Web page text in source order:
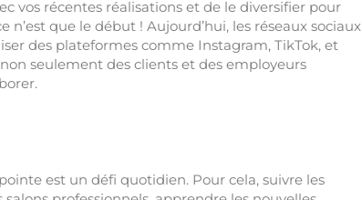
vos récentes réalisations et de le diversifier pour
que le début ! Aujourd’hui, les réseaux sociaux
des plateformes comme Instagram, TikTok, et
seulement des clients et des employeurs
est un défi quotidien. Pour cela, suivre les